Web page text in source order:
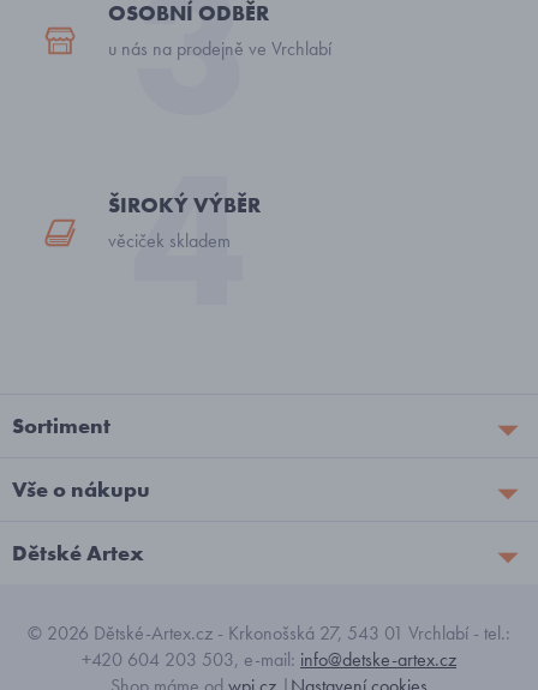
OSOBNÍ ODBĚR
u nás na prodejně ve Vrchlabí
ŠIROKÝ VÝBĚR
věciček skladem
Sortiment
Vše o nákupu
Dětské Artex
© 2026 Dětské-Artex.cz - Krkonošská 27, 543 01 Vrchlabí - tel.:
+420 604 203 503, e-mail: info@detske-artex.cz